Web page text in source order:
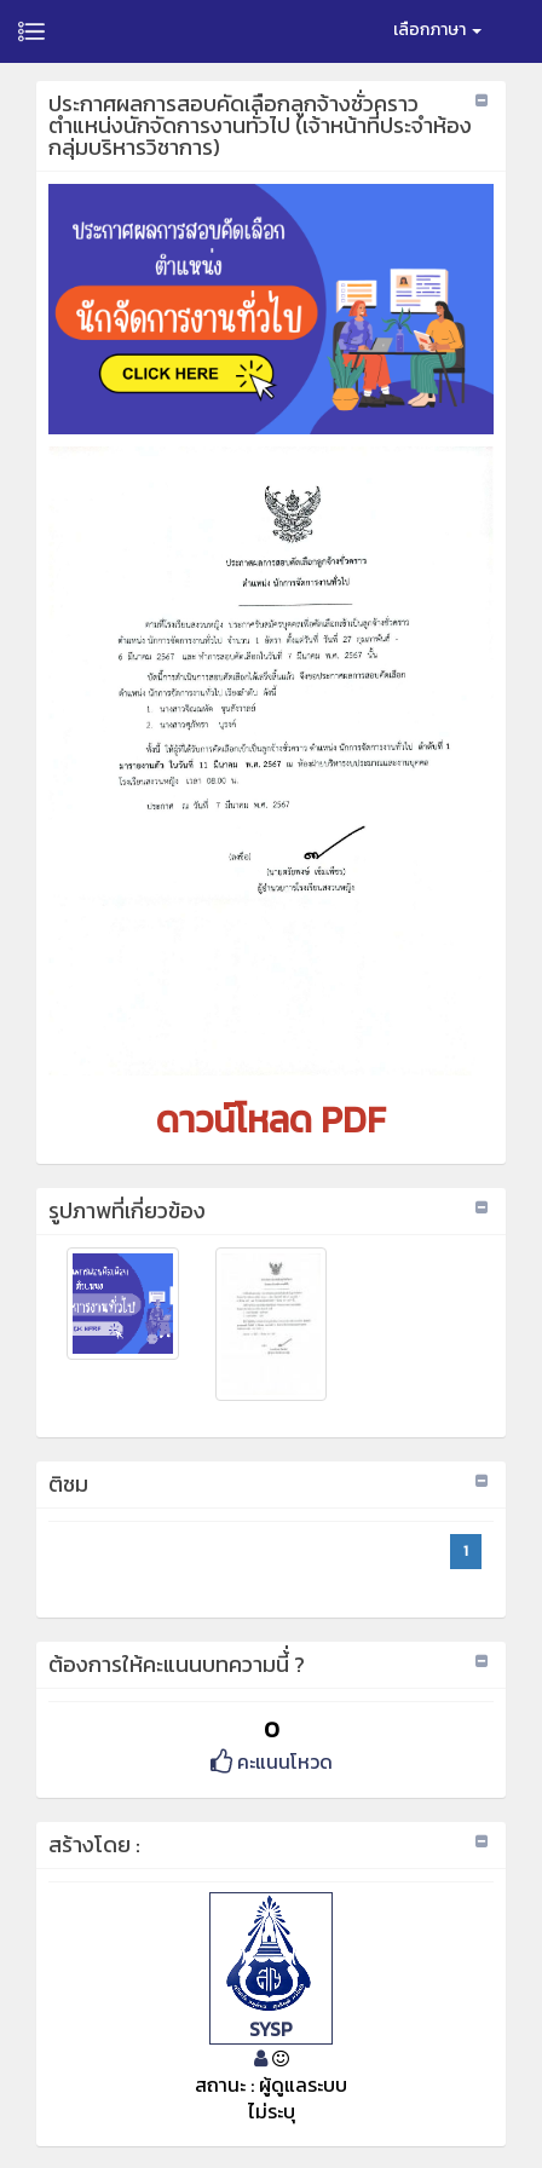
เลือกภาษา
ประกาศผลการสอบคัดเลือกลูกจ้างชั่วคราว
ตำแหน่งนักจัดการงานทั่วไป (เจ้าหน้าที่ประจำห้อง
กลุ่มบริหารวิชาการ)
ดาวน์โหลด PDF
รูปภาพที่เกี่ยวข้อง
ติชม
1
ต้องการให้คะแนนบทความนี้่ ?
0
คะแนนโหวด
สร้างโดย :
SYSP
สถานะ : ผู้ดูแลระบบ
ไม่ระบุ